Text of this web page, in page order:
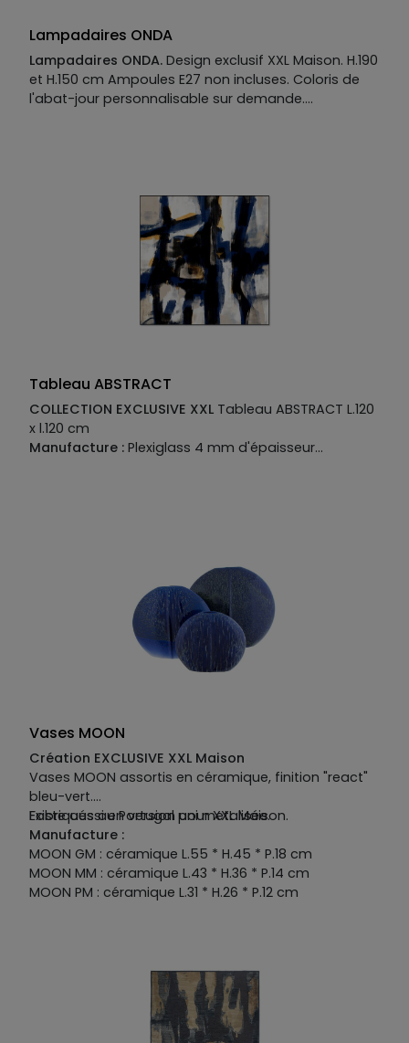
Lampadaires ONDA
Lampadaires ONDA. Design exclusif XXL Maison. H.190
et H.150 cm Ampoules E27 non incluses. Coloris de
l'abat-jour personnalisable sur demande.
Tableau ABSTRACT
COLLECTION EXCLUSIVE XXL Tableau ABSTRACT L.120
x l.120 cm
Manufacture : Plexiglass 4 mm d'épaisseur
Vases MOON
Création EXCLUSIVE XXL Maison
Vases MOON assortis en céramique, finition "react"
bleu-vert.
Fabriqués au Portugal pour XXL Maison.
Existe aussi en version uni metalisée.
Manufacture :
MOON GM : céramique L.55 * H.45 * P.18 cm
MOON MM : céramique L.43 * H.36 * P.14 cm
MOON PM : céramique L.31 * H.26 * P.12 cm